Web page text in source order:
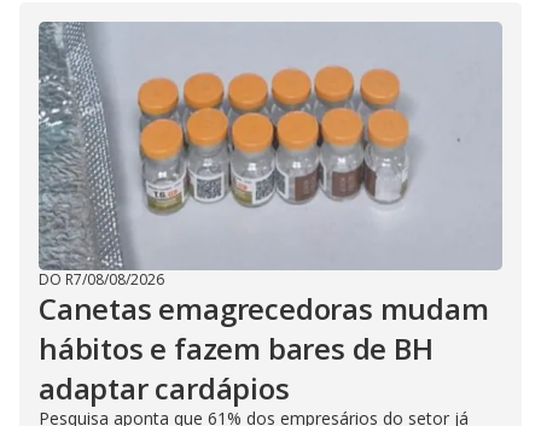
e
o
DO R7/08/08/2026
Canetas emagrecedoras mudam
hábitos e fazem bares de BH
adaptar cardápios
Pesquisa aponta que 61% dos empresários do setor já